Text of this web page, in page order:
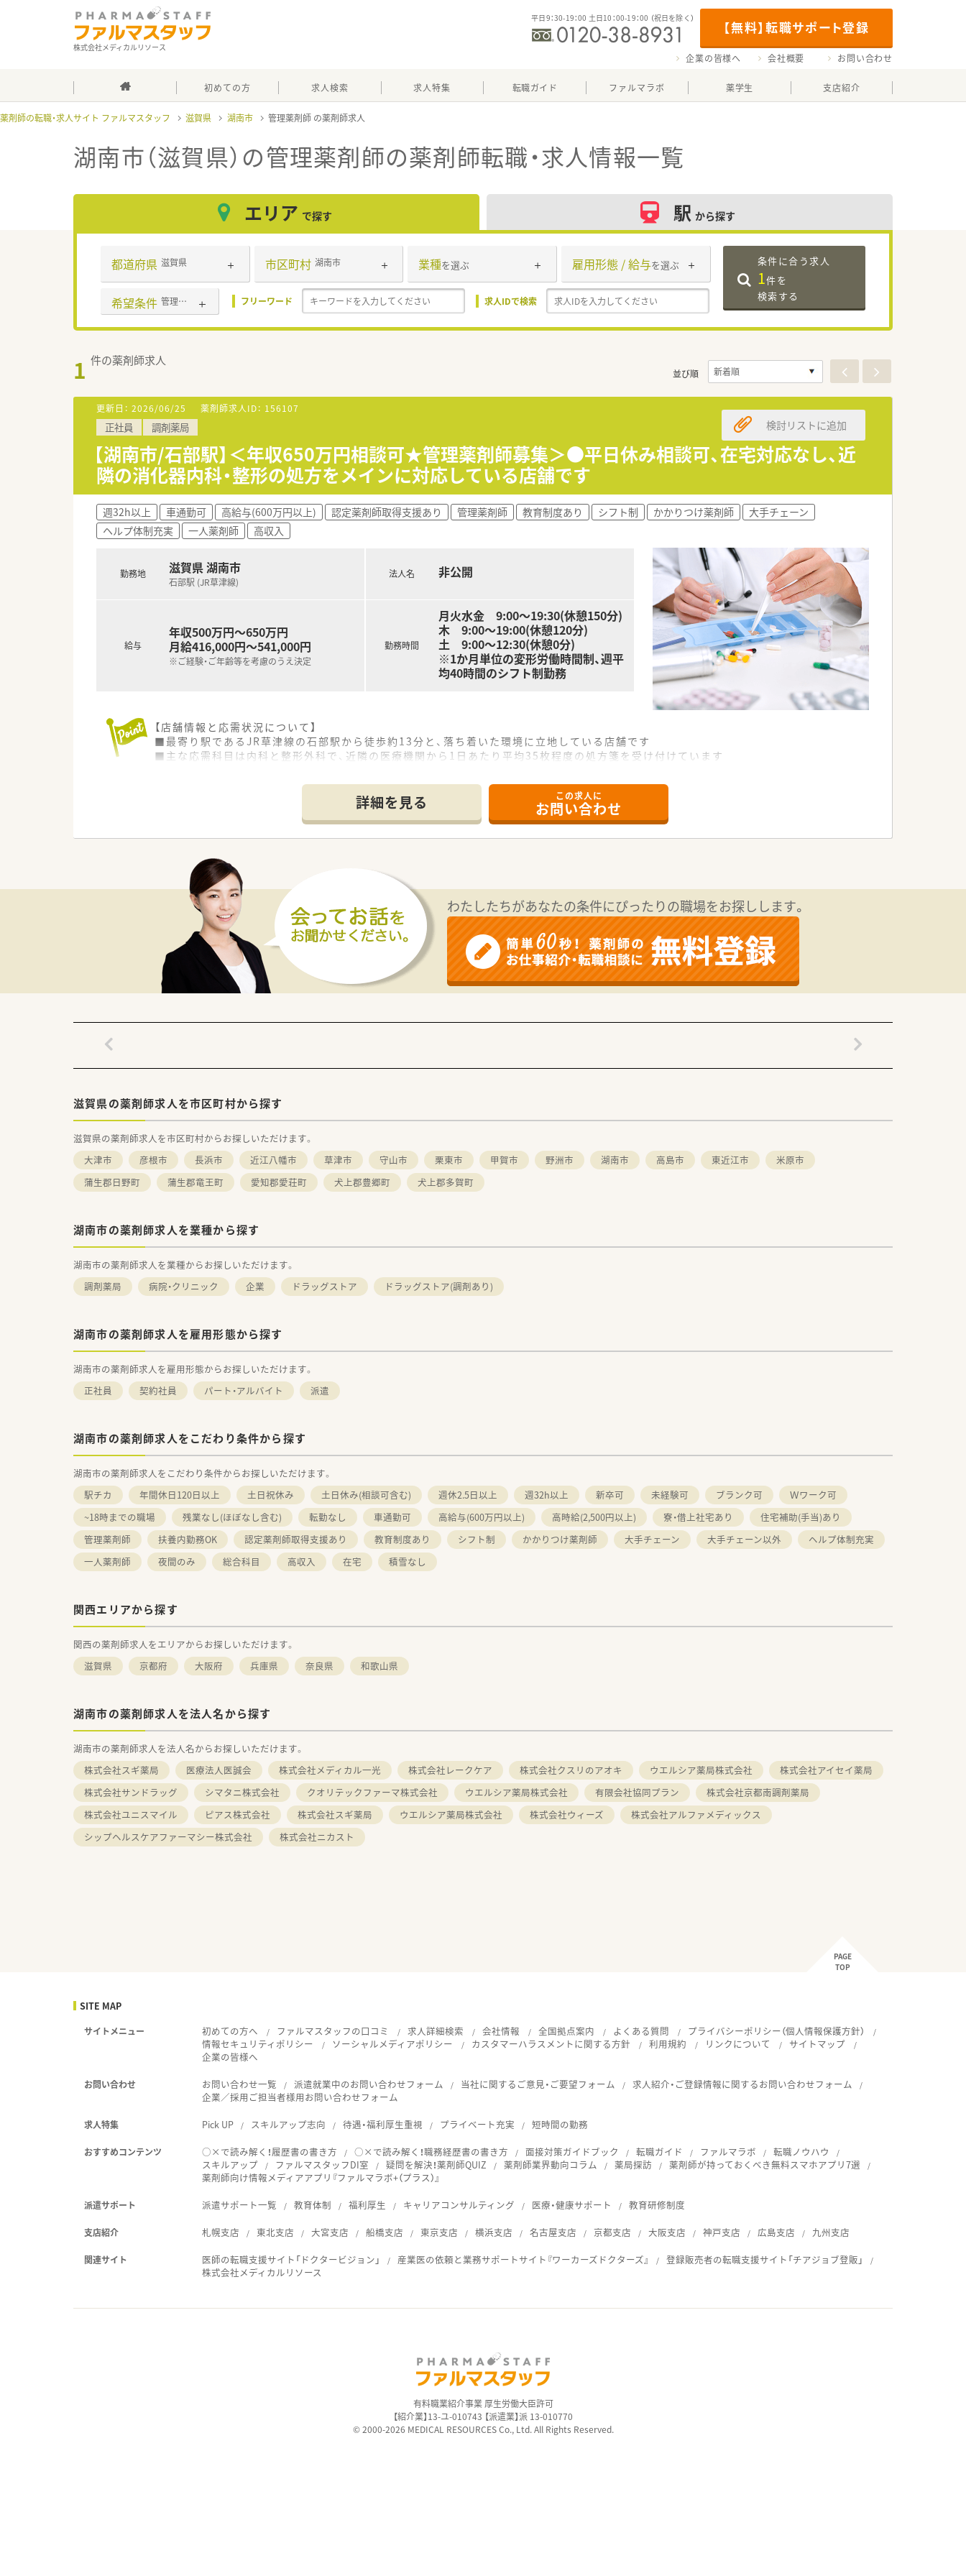
株式会社メディカルリソース
【無料】転職サポート登録
平日9：30-19：00 土日10：00-19：00 （祝日を除く）
企業の皆様へ 会社概要 お問い合わせ
初めての方 求人検索 求人特集 転職ガイド ファルマラボ 薬学生 支店紹介
薬剤師の転職・求人サイト ファルマスタッフ 滋賀県 湖南市 管理薬剤師
湖南市（滋賀県）の管理薬剤師の薬剤師転職・求人情報一覧
エリア で探す 駅 から探す
都道府県 滋賀県 市区町村 湖南市 業種を選ぶ 雇用形態 / 給与を選ぶ
希望条件 管理薬剤師 フリーワード 求人IDで検索
条件に合う求人
1件を
検索する
1 件の薬剤師求人
並び順
更新日： 2026/06/25 薬剤師求人ID： 156107
正社員 調剤薬局
【湖南市/石部駅】＜年収650万円相談可★管理薬剤師募集＞●平日休み相談可、在宅対応なし、近
隣の消化器内科・整形の処方をメインに対応している店舗です
検討リストに追加
週32h以上 車通勤可 高給与(600万円以上) 認定薬剤師取得支援あり 管理薬剤師 教育制度あり シフト制 かかりつけ薬剤師
大手チェーン
ヘルプ体制充実
一人薬剤師 高収入
勤務地 滋賀県 湖南市
石部駅 (JR草津線)
給与
年収500万円～650万円
月給416,000円～541,000円
※ご経験・ご年齢等を考慮のうえ決定
法人名 非公開
勤務時間
月火水金 9:00〜19:30(休憩150分)
木 9:00〜19:00(休憩120分)
土 9:00〜12:30(休憩0分)
※1か月単位の変形労働時間制、週平
均40時間のシフト制勤務
【店舗情報と応需状況について】
■最寄り駅であるJR草津線の石部駅から徒歩約13分と、落ち着いた環境に立地している店舗です
■主な応需科目は内科と整形外科で、近隣の医療機関から1日あたり平均35枚程度の処方箋を受け付けています
■これまでのご経験を正当に評価されたい方、高年収を実現したいと考えている方におすすめです
■安定した経営基盤を持つ企業で、福利厚生の整った環境で安心して長く働きたい方に最適です
■将来的には自分の薬局を持ちたいという夢をお持ちの方にとって、最適な学習の機会となるはずです
【こんな取り組みをしています】
■e-ラーニングを無料で受講できる制度があり、ご自身のスキルアップを積極的に支援する体制があります
■新店舗の名称を社員から公募で決定するなど、従業員の意見を尊重するユニークな取り組みを行っています
■将来の独立開業を支援する制度を設けており、経営ノウハウの提供から開業後のサポートまで行います
【こんな方が活躍中】
■自らの知識と経験を活かし、主体的に店舗運営に携わりたいという意欲のある方が活躍されています
■患者様とのコミュニケーションを大切にし、地域医療に貢献することにやりがいを感じる方が輝いています
■現状に満足せず、常に新しい知識の習得やスキルアップを目指す向上心のある方が高く評価されています
詳細を見る この求人に
お問い合わせ
わたしたちがあなたの条件にぴったりの職場をお探しします。
滋賀県の薬剤師求人を市区町村から探す
滋賀県の薬剤師求人を市区町村からお探しいただけます。
大津市
彦根市 長浜市 近江八幡市 草津市 守山市 栗東市 甲賀市 野洲市 湖南市 高島市 東近江市
米原市
蒲生郡日野町
蒲生郡竜王町 愛知郡愛荘町 犬上郡豊郷町 犬上郡多賀町
湖南市の薬剤師求人を業種から探す
湖南市の薬剤師求人を業種からお探しいただけます。
調剤薬局
病院・クリニック 企業 ドラッグストア ドラッグストア(調剤あり)
湖南市の薬剤師求人を雇用形態から探す
湖南市の薬剤師求人を雇用形態からお探しいただけます。
正社員
契約社員 パート・アルバイト 派遣
湖南市の薬剤師求人をこだわり条件から探す
湖南市の薬剤師求人をこだわり条件からお探しいただけます。
駅チカ
年間休日120日以上 土日祝休み 土日休み(相談可含む) 週休2.5日以上 週32h以上 新卒可 未経験可 ブランク可
Ｗワーク可
~18時までの職場
残業なし(ほぼなし含む) 転勤なし 車通勤可 高給与(600万円以上) 高時給(2,500円以上) 寮・借上社宅あり
住宅補助(手当)あり
管理薬剤師
扶養内勤務OK 認定薬剤師取得支援あり 教育制度あり シフト制 かかりつけ薬剤師 大手チェーン 大手チェーン以外
ヘルプ体制充実
一人薬剤師
夜間のみ 総合科目 高収入 在宅 積雪なし
関西エリアから探す
関西の薬剤師求人をエリアからお探しいただけます。
滋賀県
京都府 大阪府 兵庫県 奈良県 和歌山県
湖南市の薬剤師求人を法人名から探す
湖南市の薬剤師求人を法人名からお探しいただけます。
株式会社スギ薬局
医療法人医誠会 株式会社メディカル一光 株式会社レークケア 株式会社クスリのアオキ ウエルシア薬局株式会社
株式会社アイセイ薬局
株式会社サンドラッグ
シマタニ株式会社 クオリテックファーマ株式会社 ウエルシア薬局株式会社 有限会社協同プラン
株式会社京都南調剤薬局
株式会社ユニスマイル
ピアス株式会社 株式会社スギ薬局 ウエルシア薬局株式会社 株式会社ウィーズ
株式会社アルファメディックス
シップヘルスケアファーマシー株式会社
株式会社ニカスト
PAGE
TOP
SITE MAP
サイトメニュー 初めての方へ ファルマスタッフの口コミ 求人詳細検索 会社情報 全国拠点案内 よくある質問
プライバシーポリシー（個人情報保護方針）
情報セキュリティポリシー
ソーシャルメディアポリシー カスタマーハラスメントに関する方針 利用規約 リンクについて
サイトマップ
企業の皆様へ
お問い合わせ お問い合わせ一覧 派遣就業中のお問い合わせフォーム 当社に関するご意見・ご要望フォーム
求人紹介・ご登録情報に関するお問い合わせフォーム
企業／採用ご担当者様用お問い合わせフォーム
求人特集 Pick UP スキルアップ志向 待遇・福利厚生重視 プライベート充実 短時間の勤務
おすすめコンテンツ ○×で読み解く！履歴書の書き方 ○×で読み解く！職務経歴書の書き方 面接対策ガイドブック 転職ガイド ファルマラボ
転職ノウハウ
スキルアップ
ファルマスタッフDI室 疑問を解決！薬剤師QUIZ 薬剤師業界動向コラム 薬局探訪
薬剤師が持っておくべき無料スマホアプリ7選
薬剤師向け情報メディアアプリ『ファルマラボ+（プラス）』
派遣サポート 派遣サポート一覧 教育体制 福利厚生 キャリアコンサルティング 医療・健康サポート 教育研修制度
支店紹介 札幌支店 東北支店 大宮支店 船橋支店 東京支店 横浜支店 名古屋支店 京都支店 大阪支店 神戸支店 広島支店 九州支店
関連サイト 医師の転職支援サイト「ドクタービジョン」 産業医の依頼と業務サポートサイト『ワーカーズドクターズ』
登録販売者の転職支援サイト「チアジョブ登販」
株式会社メディカルリソース
有料職業紹介事業 厚生労働大臣許可
【紹介業】13-ユ-010743 【派遣業】派 13-010770
© 2000-2026 MEDICAL RESOURCES Co., Ltd. All Rights Reserved.